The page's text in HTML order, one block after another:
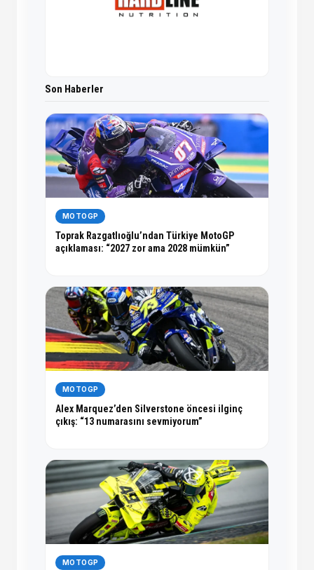
Son Haberler
MOTOGP
Toprak Razgatlıoğlu’ndan Türkiye MotoGP
açıklaması: “2027 zor ama 2028 mümkün”
MOTOGP
Alex Marquez’den Silverstone öncesi ilginç
çıkış: “13 numarasını sevmiyorum”
MOTOGP